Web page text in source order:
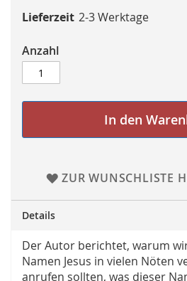
Lieferzeit 2-3 Werktage
Anzahl
In den
ZUR WUNSCHLISTE
Details
Der Autor berichtet, warum
Namen Jesus in vielen Nöten
anrufen sollten, was dieser